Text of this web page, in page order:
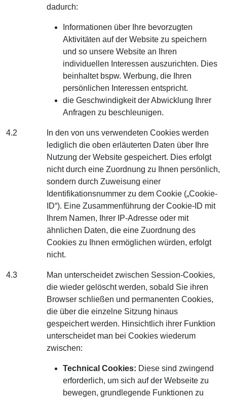
dadurch:
Informationen über Ihre bevorzugten
Aktivitäten auf der Website zu speichern
und so unsere Website an Ihren
individuellen Interessen auszurichten. Dies
beinhaltet bspw. Werbung, die Ihren
persönlichen Interessen entspricht.
die Geschwindigkeit der Abwicklung Ihrer
Anfragen zu beschleunigen.
4.2
In den von uns verwendeten Cookies werden
lediglich die oben erläuterten Daten über Ihre
Nutzung der Website gespeichert. Dies erfolgt
nicht durch eine Zuordnung zu Ihnen persönlich,
sondern durch Zuweisung einer
Identifikationsnummer zu dem Cookie („Cookie-
ID“). Eine Zusammenführung der Cookie-ID mit
Ihrem Namen, Ihrer IP-Adresse oder mit
ähnlichen Daten, die eine Zuordnung des
Cookies zu Ihnen ermöglichen würden, erfolgt
nicht.
4.3
Man unterscheidet zwischen Session-Cookies,
die wieder gelöscht werden, sobald Sie ihren
Browser schließen und permanenten Cookies,
die über die einzelne Sitzung hinaus
gespeichert werden. Hinsichtlich ihrer Funktion
unterscheidet man bei Cookies wiederum
zwischen:
Technical Cookies: Diese sind zwingend
erforderlich, um sich auf der Webseite zu
bewegen, grundlegende Funktionen zu